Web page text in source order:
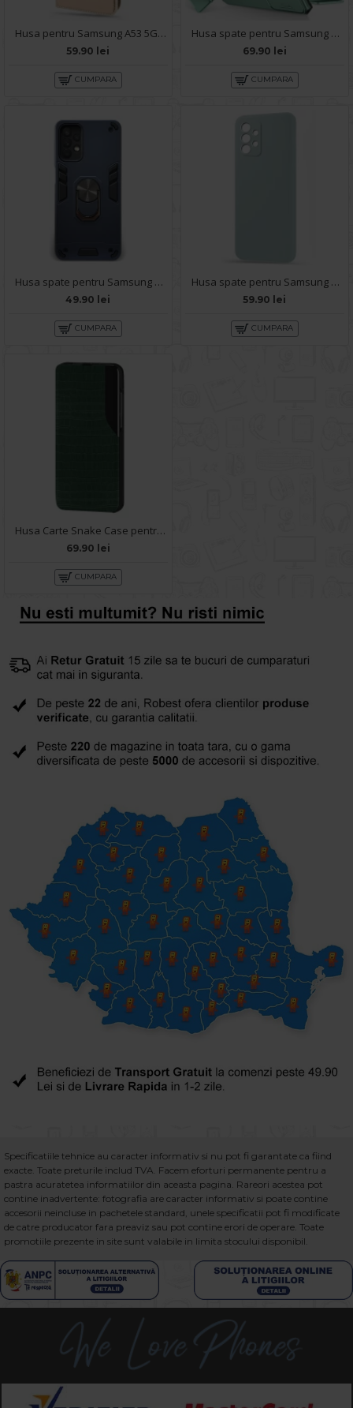
Husa pentru Samsung A53 5G - Carte X-Power Gold
59.90 lei
CUMPARA
Husa spate pentru Samsung A53 5G- Dragon Case Turcoaz
69.90 lei
CUMPARA
Husa spate pentru Samsung Galaxy A53 5G - Hybrid Case Stand Albastru
49.90 lei
CUMPARA
Husa spate pentru Samsung A53 5G - Silicon Line Gri
59.90 lei
CUMPARA
Husa Carte Snake Case pentru Samsung Galaxy A53 5G - Verde
69.90 lei
CUMPARA
Specificatiile tehnice au caracter informativ si nu pot fi garantate ca fiind
exacte. Toate preturile includ TVA. Facem eforturi permanente pentru a
pastra acuratetea informatiilor din aceasta pagina. Rareori acestea pot
contine inadvertente: fotografia are caracter informativ si poate contine
accesorii neincluse in pachetele standard, unele specificatii pot fi modificate
de catre producator fara preaviz sau pot contine erori de operare. Toate
promotiile prezente in site sunt valabile in limita stocului disponibil.